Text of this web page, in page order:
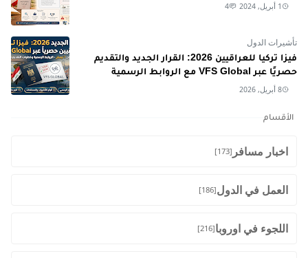
1 أبريل, 2024 4
تأشيرات الدول
فيزا تركيا للعراقيين 2026: القرار الجديد والتقديم
حصريًا عبر VFS Global مع الروابط الرسمية
8 أبريل, 2026
الأقسام
اخبار مسافر [173]
العمل في الدول[186]
اللجوء في اوروبا[216]